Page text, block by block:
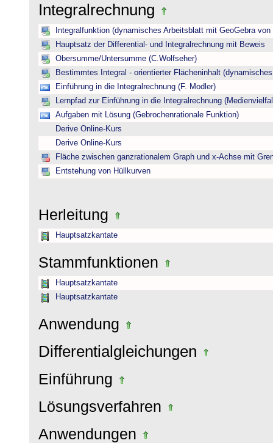
Integralrechnung
Integralfunktion (dynamisches Arbeitsblatt mit GeoGebra
Hauptsatz der Differential- und Integralrechnung mit Beweis
Obersumme/Untersumme (C.Wolfseher)
Bestimmtes Integral - orientierter Flächeninhalt
Einführung in die Integralrechnung (F. Modler)
Lernpfad zur Einführung in die Integralrechnung
Aufgaben mit Lösung (Gebrochenrationale Funktion)
Derive Online-Kurs
Derive Online-Kurs
Fläche zwischen ganzrationalem Graph und x-Achse mit
Entstehung von Hüllkurven
Herleitung
Hauptsatzkantate
Stammfunktionen
Hauptsatzkantate
Hauptsatzkantate
Anwendung
Differentialgleichungen
Einführung
Lösungsverfahren
Anwendungen